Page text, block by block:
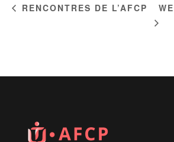
RENCONTRES DE L’AFCP